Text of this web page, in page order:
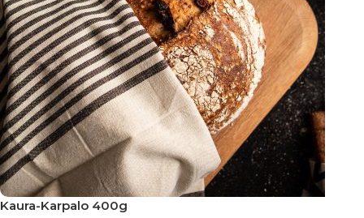
Kaura-Karpalo 400g